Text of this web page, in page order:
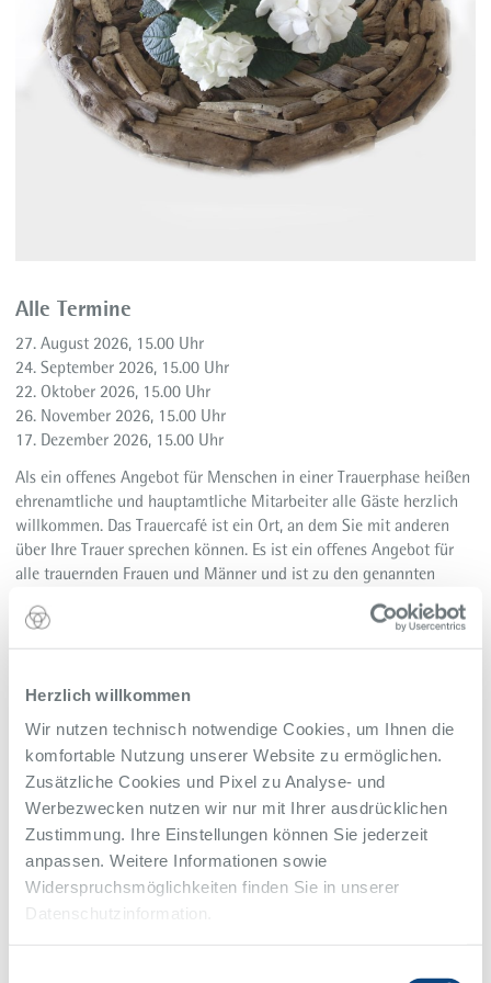
Herzlich willkommen
Wir nutzen technisch notwendige Cookies, um Ihnen die
komfortable Nutzung unserer Website zu ermöglichen.
Zusätzliche Cookies und Pixel zu Analyse- und
Werbezwecken nutzen wir nur mit Ihrer ausdrücklichen
Zustimmung. Ihre Einstellungen können Sie jederzeit
anpassen. Weitere Informationen sowie
Widerspruchsmöglichkeiten finden Sie in unserer
Datenschutzinformation.
Alle Termine
27. August 2026, 15.00 Uhr
24. September 2026, 15.00 Uhr
22. Oktober 2026, 15.00 Uhr
26. November 2026, 15.00 Uhr
17. Dezember 2026, 15.00 Uhr
Als ein offenes Angebot für Menschen in einer Trauerphase heißen
ehrenamtliche und hauptamtliche Mitarbeiter alle Gäste herzlich
willkommen. Das Trauercafé ist ein Ort, an dem Sie mit anderen
über Ihre Trauer sprechen können. Es ist ein offenes Angebot für
alle trauernden Frauen und Männer und ist zu den genannten
Planung wird um eine Anmeldung im Steeler Hospiz gebeten.
Kontakt
Für Informationen wenden Sie sich bitte an:
Telefon0201 805-2703
Veranstaltungs-Ort
Akademie am Steeler Berg, 2. Etage
Hellweg 94